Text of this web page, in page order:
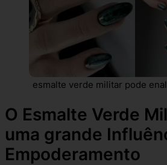
esmalte verde militar pode
O Esmalte Verde
uma grande
Empoderamento